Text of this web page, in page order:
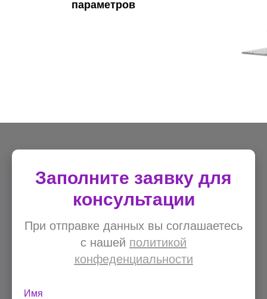
параметров
Заполните заявку для
консультации
При отправке данных вы соглашаетесь
с нашей политикой
конфеденциальности
Имя